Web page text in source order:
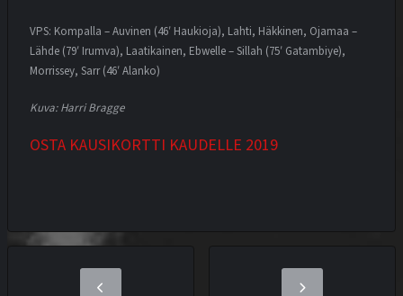
VPS: Kompalla – Auvinen (46′ Haukioja), Lahti, Häkkinen, Ojamaa –
Lähde (79′ Irumva), Laatikainen, Ebwelle – Sillah (75′ Gatambiye),
Morrissey, Sarr (46′ Alanko)
Kuva: Harri Bragge
OSTA KAUSIKORTTI KAUDELLE 2019